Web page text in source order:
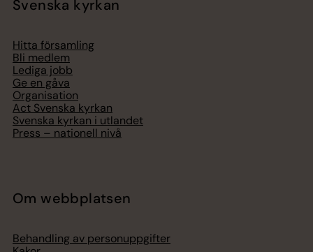
Svenska kyrkan
Hitta församling
Bli medlem
Lediga jobb
Ge en gåva
Organisation
Act Svenska kyrkan
Svenska kyrkan i utlandet
Press – nationell nivå
Om webbplatsen
Behandling av personuppgifter